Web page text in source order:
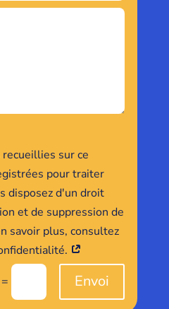
sur ce
pour traiter
disposez d'un droit
et de suppression de
savoir plus, consultez
= Envoi